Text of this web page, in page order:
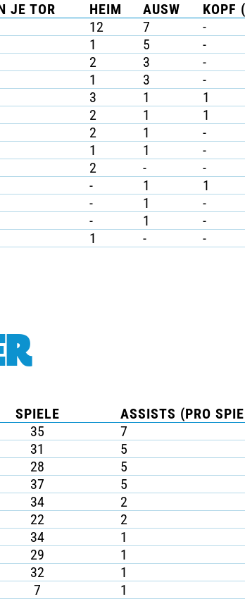
JE TOR HEIM AUSW
KOPF
12 7
-
1 5
-
2 3
-
1 3
-
3 1
1
2 1
1
2 1
-
1 1
-
2 -
-
- 1
1
- 1
-
- 1
-
1 - -
SPIELE
ASSISTS (PRO
35
7
31
5
28
5
37
5
34
2
22
2
34
1
29
1
32
1
7 1